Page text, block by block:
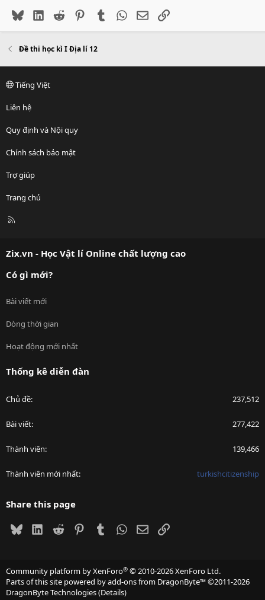
BlueskyLinkedIn
Reddit PinterestTumblr WhatsApp
EmailLink
Đề thi học kì I Địa lí 12
Tiếng Việt
Liên hệ
Quy định và Nội quy
Chính sách bảo mật
Trợ giúp
Trang chủ
R
Zix.vn - Học Vật lí Online chất lượng cao
Có gì mới?
Bài viết mới
Dòng thời gian
Hoạt động mới nhất
Thống kê diễn đàn
Chủ đề 237,512
Bài viết 277,422
Thành viên 139,466
Thành viên mới nhất turkishcitizenship
Share this page
BlueskyLinkedIn
Reddit PinterestTumblrWhatsApp
EmailLink
Community platform by XenForo® © 2010-2026 XenForo Ltd.
Parts of this site powered byadd-ons from DragonByte™©2011-2026
DragonByte Technologies(Details)